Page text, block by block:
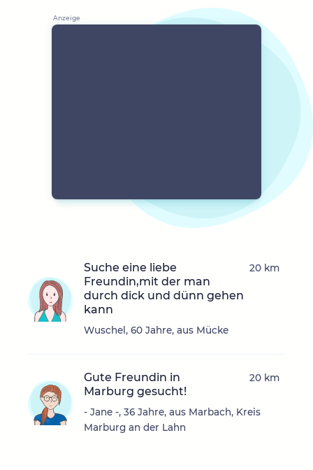
Suche eine liebe
Freundin,mit der man
durch dick und dünn gehen
kann
Wuschel, 60 Jahre, aus Mücke
20 km
Gute Freundin in
Marburg gesucht!
- Jane -, 36 Jahre, aus Marbach, Kreis
Marburg an der Lahn
20 km